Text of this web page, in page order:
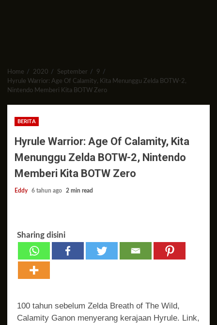
Home 2020 September
9
Hyrule Warrior: Age Of Calamity, Kita Menunggu Zelda BOTW-2,
Nintendo Memberi Kita BOTW Zero
BERITA
Hyrule Warrior: Age Of Calamity, Kita
Menunggu Zelda BOTW-2, Nintendo
Memberi Kita BOTW Zero
Eddy 6 tahun ago 2 min read
Sharing disini
100 tahun sebelum Zelda Breath of The Wild,
Calamity Ganon menyerang kerajaan Hyrule. Link,